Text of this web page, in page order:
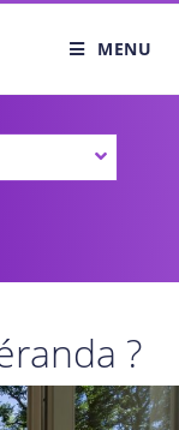
MENU
?